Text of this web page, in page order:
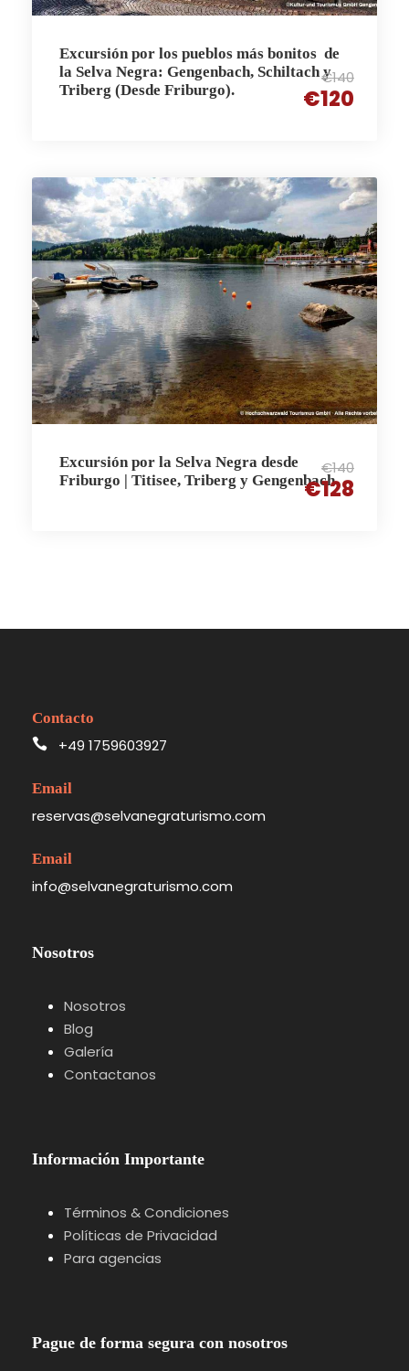
Excursión por los pueblos más bonitos de
la Selva Negra: Gengenbach, Schiltach y
Triberg (Desde Friburgo).
€140
€120
Excursión por la Selva Negra desde
Friburgo | Titisee, Triberg y Gengenbach
€140
€128
Contacto
+49 1759603927
Email
reservas@selvanegraturismo.com
Email
info@selvanegraturismo.com
Nosotros
Nosotros
Blog
Galería
Contactanos
Información Importante
Términos & Condiciones
Políticas de Privacidad
Para agencias
Pague de forma segura con nosotros